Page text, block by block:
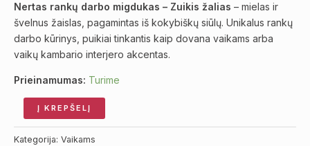
Nertas rankų darbo migdukas – Zuikis žalias – mielas ir
švelnus žaislas, pagamintas iš kokybiškų siūlų. Unikalus rankų
darbo kūrinys, puikiai tinkantis kaip dovana vaikams arba
vaikų kambario interjero akcentas.
Prieinamumas: Turime
Į KREPŠELĮ
Kategorija: Vaikams